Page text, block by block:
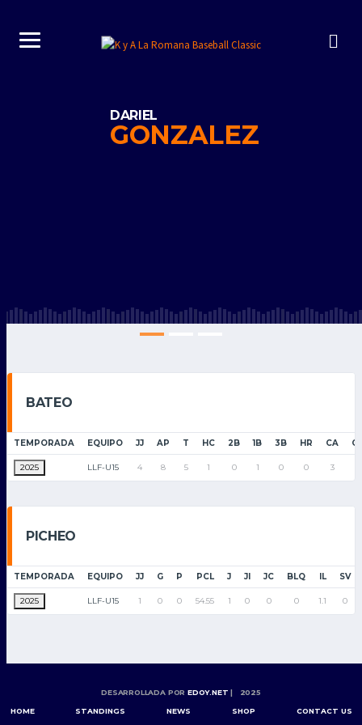
DARIEL
GONZALEZ
BATEO
TEMPORADA EQUIPO JJ AP T HC 2B 1B 3B HR CA
2025 LLF-U15 4 8 5 1 0 1 0 0 3
PICHEO
TEMPORADA EQUIPO JJ G P PCL J JI JC BLQ IL SV
2025 LLF-U15 1 0 0 54.55 1 0 0 0 1.1 0
DESARROLLADA POR EDOY.NET | 2025
HOME STANDINGS NEWS SHOP CONTACT US